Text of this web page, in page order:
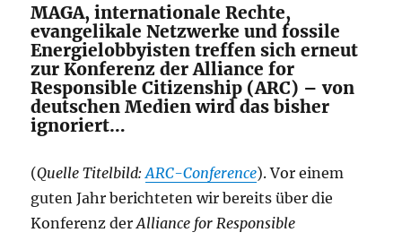
MAGA, internationale Rechte,
evangelikale Netzwerke und fossile
Energielobbyisten treffen sich erneut
zur Konferenz der Alliance for
Responsible Citizenship (ARC) – von
deutschen Medien wird das bisher
ignoriert…
(Quelle Titelbild:ARC-Conference). Vor einem
guten Jahr berichteten wir bereits über die
Konferenz derAlliance for Responsible